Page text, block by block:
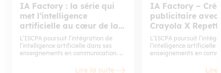
IA Factory : la série qui
met l’intelligence
artificielle au cœur de la
création
L’ISCPA poursuit l’intégration de
l’intelligence artificielle dans ses
enseignements en communication. À
étudiants en MastèreLire la suite
IA Factory –
publicitaire avec
Crayola X
L’ISCPA poursuit
l’intelligence artificielle
enseignements en
étudiants en MastèreLire